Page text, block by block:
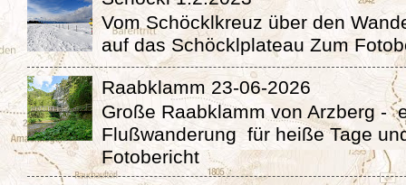
Vom Schöcklkreuz über den
auf das Schöcklplateau Zum
Raabklamm 23-06-2026
Große Raabklamm von Arzberg -
Flußwanderung für heiße Tage
Fotobericht